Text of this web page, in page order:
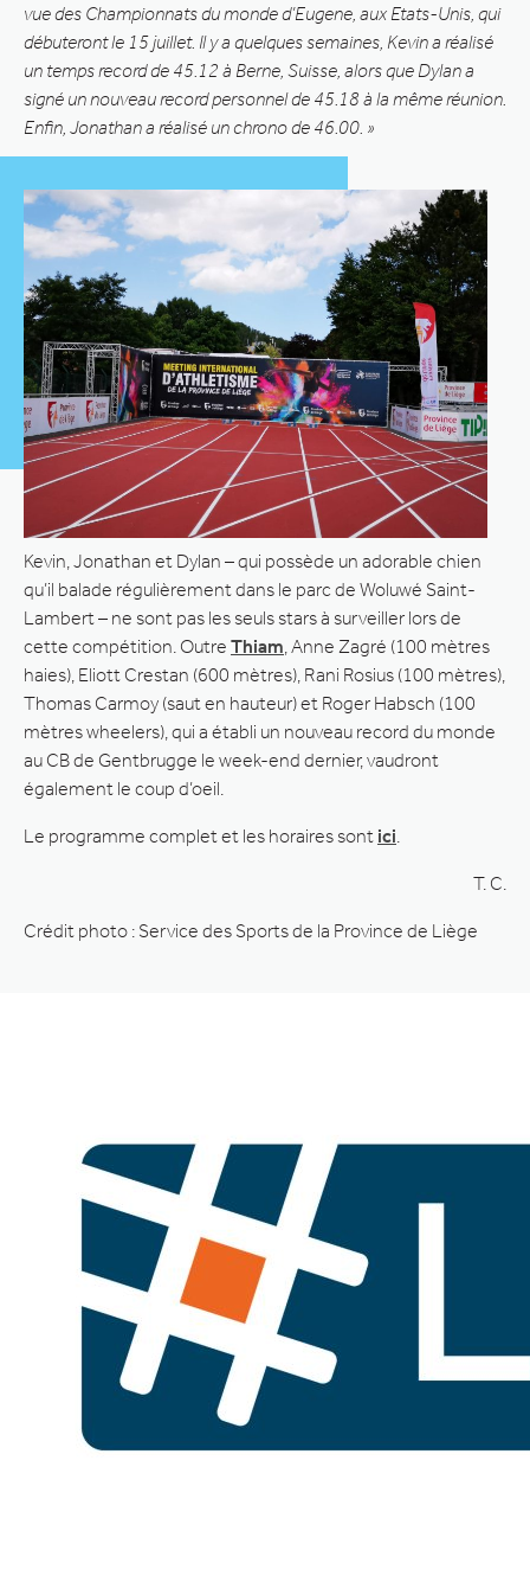
vue des Championnats du monde d’Eugene, aux Etats-Unis, qui
débuteront le 15 juillet. Il y a quelques semaines, Kevin a réalisé
un temps record de 45.12 à Berne, Suisse, alors que Dylan a
signé un nouveau record personnel de 45.18 à la même réunion.
Enfin, Jonathan a réalisé un chrono de 46.00. »
Kevin, Jonathan et Dylan – qui possède un adorable chien
qu’il balade régulièrement dans le parc de Woluwé Saint-
Lambert – ne sont pas les seuls stars à surveiller lors de
cette compétition. Outre Thiam , Anne Zagré (100 mètres
haies), Eliott Crestan (600 mètres), Rani Rosius (100 mètres),
Thomas Carmoy (saut en hauteur) et Roger Habsch (100
mètres wheelers), qui a établi un nouveau record du monde
au CB de Gentbrugge le week-end dernier, vaudront
également le coup d’oeil.
Le programme complet et les horaires sont ici
T. C.
Crédit photo : Service des Sports de la Province de Liège